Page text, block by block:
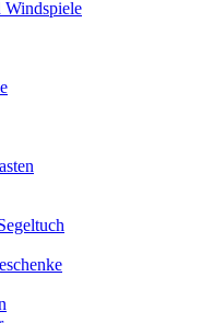
Windspiele